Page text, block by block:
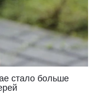
стало больше